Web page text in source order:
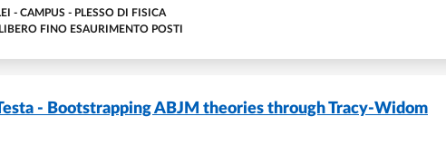
- CAMPUS - PLESSO DI FISICA
FINO ESAURIMENTO POSTI
- Bootstrapping ABJM theories through Tracy-Widom